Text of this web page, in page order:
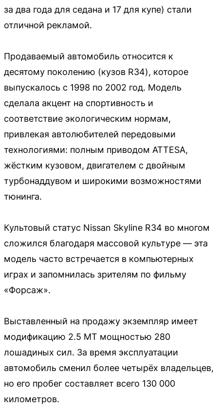
за два года для седана и 17 для купе) стали
отличной рекламой.
Продаваемый автомобиль относится к
десятому поколению (кузов R34), которое
выпускалось с 1998 по 2002 год. Модель
сделала акцент на спортивность и
соответствие экологическим нормам,
привлекая автолюбителей передовыми
технологиями: полным приводом ATTESA,
жёстким кузовом, двигателем с двойным
турбонаддувом и широкими возможностями
тюнинга.
Культовый статус Nissan Skyline R34 во многом
сложился благодаря массовой культуре — эта
модель часто встречается в компьютерных
играх и запомнилась зрителям по фильму
«Форсаж».
Выставленный на продажу экземпляр имеет
модификацию 2.5 МТ мощностью 280
лошадиных сил. За время эксплуатации
автомобиль сменил более четырёх владельцев,
но его пробег составляет всего 130 000
километров.